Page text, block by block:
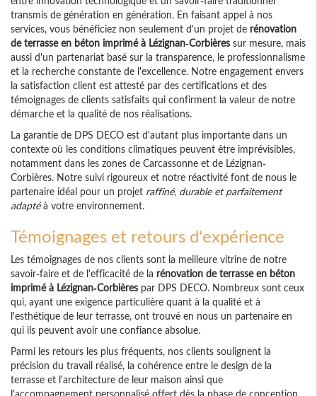
transmis de génération en génération. En faisant appel à nos
services, vous bénéficiez non seulement d'un projet de rénovation
de terrasse en béton imprimé à Lézignan-Corbières sur mesure, mais
aussi d'un partenariat basé sur la transparence, le professionnalisme
et la recherche constante de l'excellence. Notre engagement envers
la satisfaction client est attesté par des certifications et des
témoignages de clients satisfaits qui confirment la valeur de notre
démarche et la qualité de nos réalisations.
La garantie de DPS DECO est d'autant plus importante dans un
contexte où les conditions climatiques peuvent être imprévisibles,
notamment dans les zones de Carcassonne et de Lézignan-
Corbières. Notre suivi rigoureux et notre réactivité font de nous le
partenaire idéal pour un projet raffiné, durable et parfaitement
adaptéà votre environnement.
Témoignages et retours d'expérience
Les témoignages de nos clients sont la meilleure vitrine de notre
savoir-faire et de l'efficacité de la rénovation de terrasse en béton
imprimé à Lézignan-Corbières par DPS DECO. Nombreux sont ceux
qui, ayant une exigence particulière quant à la qualité et à
l'esthétique de leur terrasse, ont trouvé en nous un partenaire en
qui ils peuvent avoir une confiance absolue.
Parmi les retours les plus fréquents, nos clients soulignent la
précision du travail réalisé, la cohérence entre le design de la
terrasse et l'architecture de leur maison ainsi que